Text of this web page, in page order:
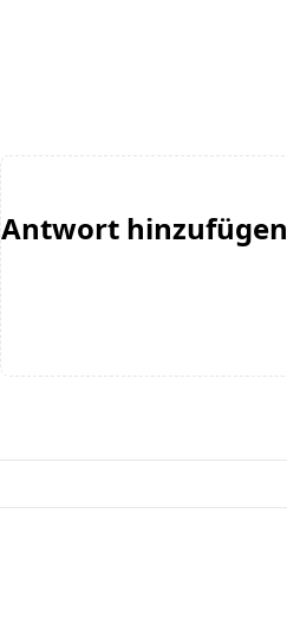
Antwort hinzufügen